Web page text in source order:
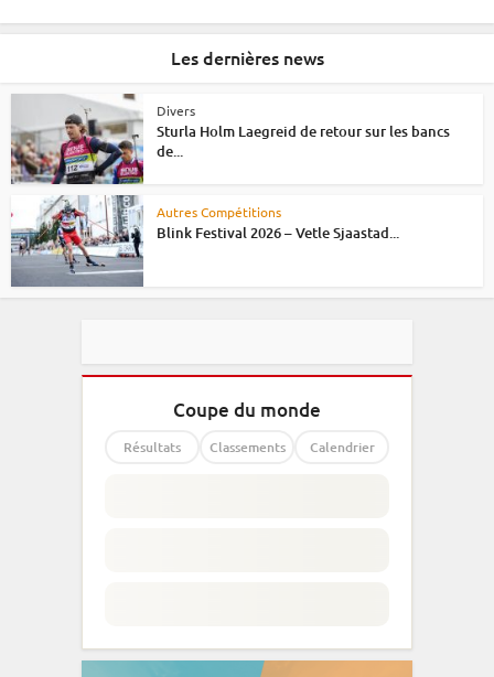
Les dernières news
Divers
Sturla Holm Laegreid de retour sur les bancs
de...
Autres Compétitions
Blink Festival 2026 – Vetle Sjaastad...
Coupe du monde
Résultats Classements Calendrier